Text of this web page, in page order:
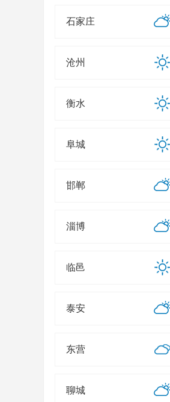
石家庄
沧州
衡水
阜城
邯郸
淄博
临邑
泰安
东营
聊城